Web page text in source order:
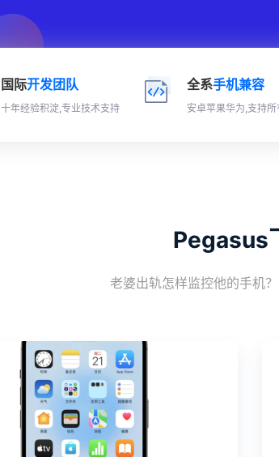
国际开发团队
十年经验积淀,专业技术支持
全系手机兼容
安卓苹果华为,支持所
Pegasus
老婆出轨怎样监控他的手机